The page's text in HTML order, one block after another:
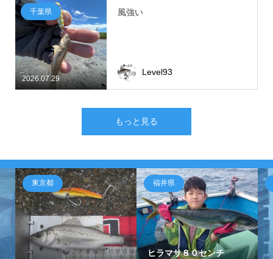
2026.07.29
千葉県 風強い
Level93
もっと見る
東京都 福井県
ヒラマサ８０センチ